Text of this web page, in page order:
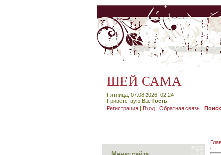
ШЕЙ САМА
Пятница, 07.08.2026, 02:24
Приветствую Вас Гость
Регистрация | Вход | Обратная связь |